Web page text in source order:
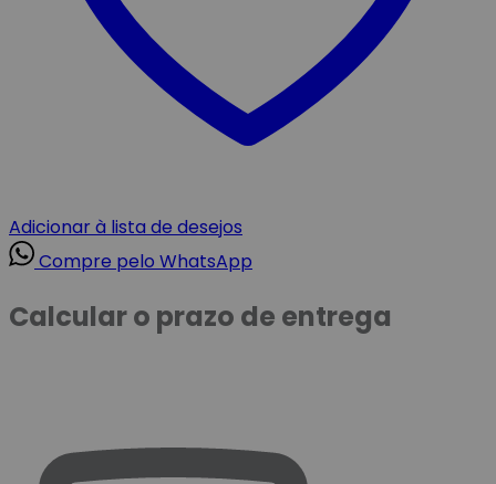
Adicionar à lista de desejos
Compre pelo WhatsApp
Calcular o prazo de entrega